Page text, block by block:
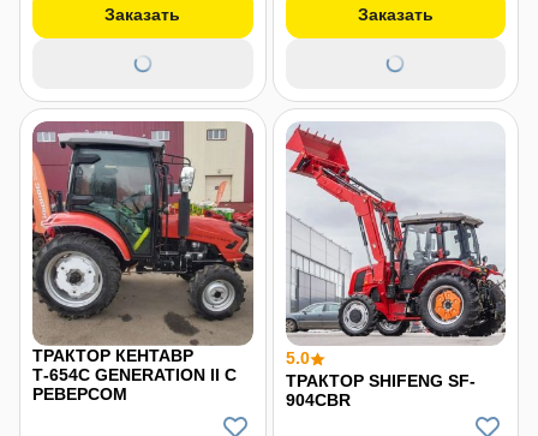
Заказать Заказать
ТРАКТОР КЕНТАВР
Т-654С GENERATION II С
РЕВЕРСОМ
5.0
ТРАКТОР SHIFENG SF-
904СBR